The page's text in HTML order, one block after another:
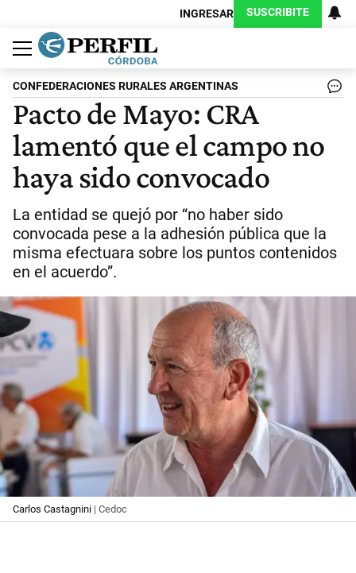
INGRESAR SUSCRIBITE
Política
Economía
Judiciales
Sociedad
Cultura
Espectáculos
Deportes
Protagonistas
CONFEDERACIONES RURALES ARGENTINAS
Pacto de Mayo: CRA
lamentó que el campo no
haya sido convocado
La entidad se quejó por “no haber sido
convocada pese a la adhesión pública que la
misma efectuara sobre los puntos contenidos
en el acuerdo”.
Carlos Castagnini | Cedoc